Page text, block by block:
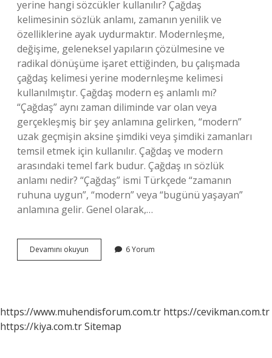
yerine hangi sözcükler kullanılır? Çağdaş
kelimesinin sözlük anlamı, zamanın yenilik ve
özelliklerine ayak uydurmaktır. Modernleşme,
değişime, geleneksel yapıların çözülmesine ve
radikal dönüşüme işaret ettiğinden, bu çalışmada
çağdaş kelimesi yerine modernleşme kelimesi
kullanılmıştır. Çağdaş modern eş anlamlı mı?
“Çağdaş” aynı zaman diliminde var olan veya
gerçekleşmiş bir şey anlamına gelirken, “modern”
uzak geçmişin aksine şimdiki veya şimdiki zamanları
temsil etmek için kullanılır. Çağdaş ve modern
arasındaki temel fark budur. Çağdaş ın sözlük
anlamı nedir? “Çağdaş” ismi Türkçede “zamanın
ruhuna uygun”, “modern” veya “bugünü yaşayan”
anlamına gelir. Genel olarak,…
Devamını okuyun
Kelimesi
6 Yorum
https://www.muhendisforum.com.tr https://cevikman.com.tr
https://kiya.com.trSitemap